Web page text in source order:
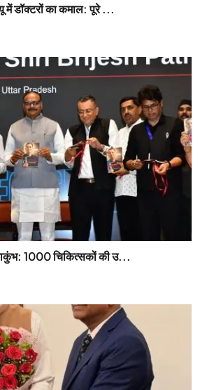
डॉक्टरों का कमाल: पूरे ...
1000 चिकित्सकों की उ...